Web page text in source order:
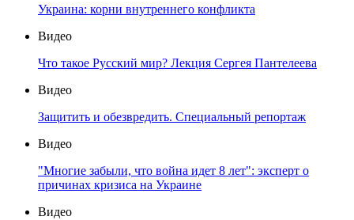
Украина: корни внутреннего конфликта
Видео
Что такое Русский мир? Лекция Сергея Пантелеева
Видео
Защитить и обезвредить. Специальный репортаж
Видео
"Многие забыли, что война идет 8 лет": эксперт о
причинах кризиса на Украине
Видео